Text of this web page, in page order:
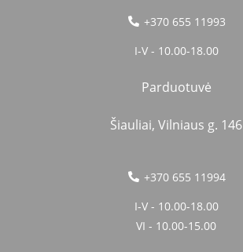
+370 655 11993
I-V - 10.00-18.00
Parduotuvė
Šiauliai, Vilniaus g. 146
+370 655 11994
I-V - 10.00-18.00
VI - 10.00-15.00